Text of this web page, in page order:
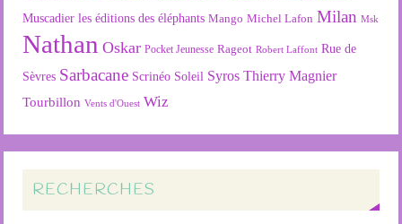
Muscadier les éditions des éléphants Mango Michel Lafon Milan Msk
Nathan Oskar Pocket Jeunesse Rageot Robert Laffont Rue de
Sèvres Sarbacane Scrinéo Soleil Syros Thierry Magnier
Tourbillon Vents d'Ouest Wiz
RECHERCHES